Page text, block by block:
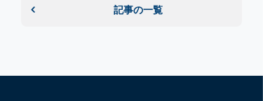
記事の一覧